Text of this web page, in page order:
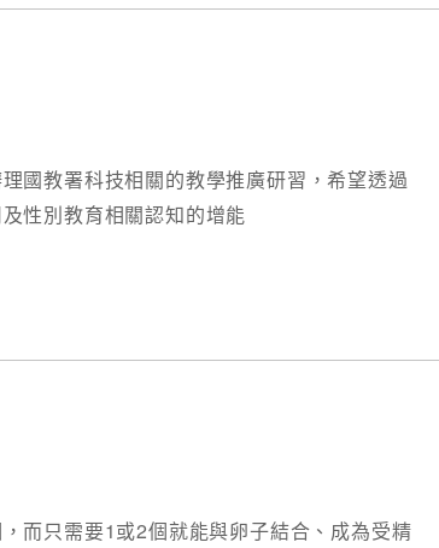
國教署科技相關的教學推廣研習，希望透過
性別教育相關認知的增能
而只需要1或2個就能與卵子結合、成為受精